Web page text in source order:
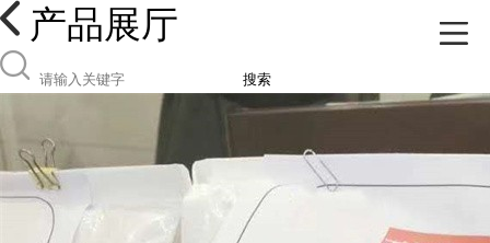
产品展厅
搜索